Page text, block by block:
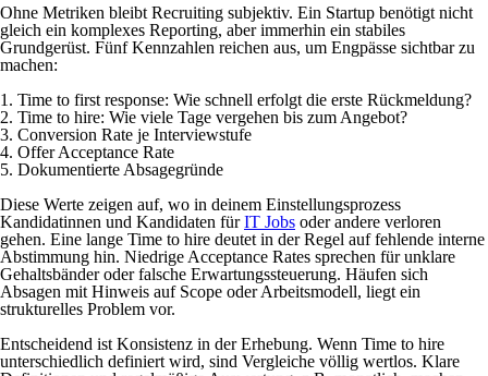
Ohne Metriken bleibt Recruiting subjektiv. Ein Startup benötigt nicht
gleich ein komplexes Reporting, aber immerhin ein stabiles
Grundgerüst. Fünf Kennzahlen reichen aus, um Engpässe sichtbar zu
machen:
1. Time to first response: Wie schnell erfolgt die erste Rückmeldung?
2. Time to hire: Wie viele Tage vergehen bis zum Angebot?
3. Conversion Rate je Interviewstufe
4. Offer Acceptance Rate
5. Dokumentierte Absagegründe
Diese Werte zeigen auf, wo in deinem Einstellungsprozess
Kandidatinnen und Kandidaten fürIT Jobs oder andere verloren
gehen. Eine lange Time to hire deutet in der Regel auf fehlende interne
Abstimmung hin. Niedrige Acceptance Rates sprechen für unklare
Gehaltsbänder oder falsche Erwartungssteuerung. Häufen sich
Absagen mit Hinweis auf Scope oder Arbeitsmodell, liegt ein
strukturelles Problem vor.
Entscheidend ist Konsistenz in der Erhebung. Wenn Time to hire
unterschiedlich definiert wird, sind Vergleiche völlig wertlos. Klare